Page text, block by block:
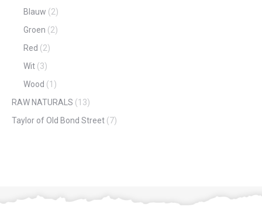
Blauw (2)
Groen (2)
Red (2)
Wit (3)
Wood (1)
RAW NATURALS (13)
Taylor of Old Bond Street (7)